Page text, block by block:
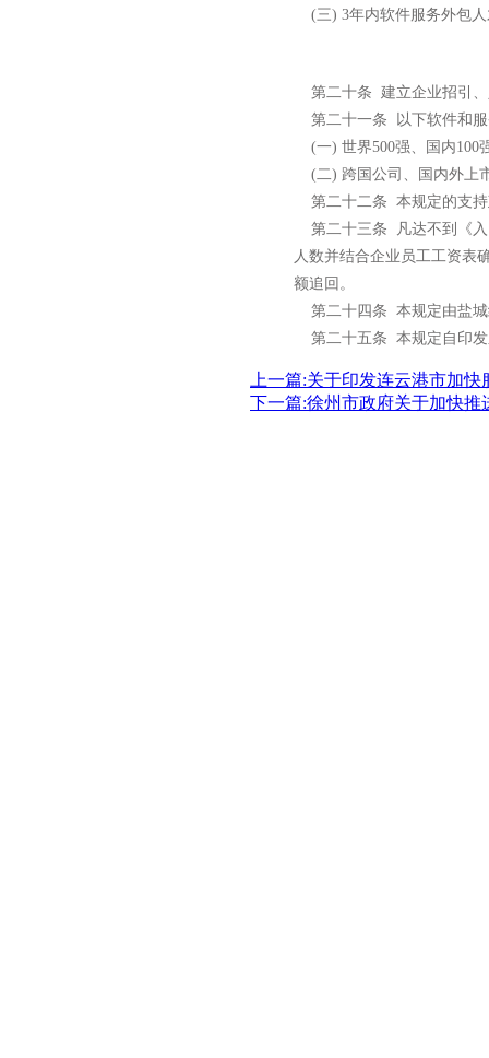
(三) 3年内软件服务外包
第二十条 建立企业招引、
第二十一条 以下软件和服
(一) 世界500强、国内100
(二) 跨国公司、国内外上
第二十二条 本规定的支持
第二十三条 凡达不到《入
人数并结合企业员工工资表
额追回。
第二十四条 本规定由盐城
第二十五条 本规定自印发
上一篇:关于印发连云港市加
下一篇:徐州市政府关于加快推